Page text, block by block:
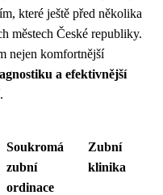
které ještě před několika
městech České republiky.
nejen komfortnější
a efektivnější
Soukromá
zubní
ordinace
Zubní
klinika